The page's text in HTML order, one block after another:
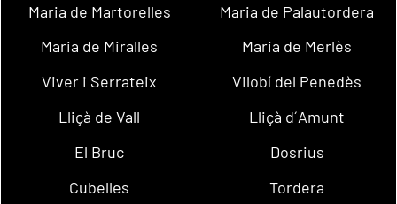
Maria de Martorelles
Maria de Palautordera
Maria de Miralles
Maria de Merlès
Viver i Serrateix
Vilobí del Penedès
Lliçà de Vall
Lliçà d´Amunt
El Bruc
Dosrius
Cubelles
Tordera